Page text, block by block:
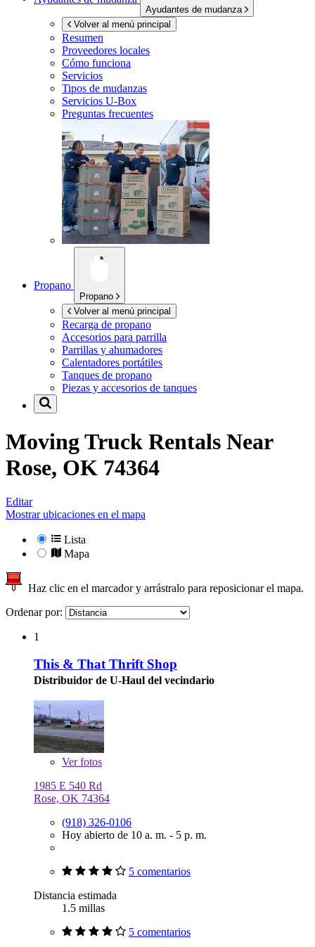
Ayudantes de mudanza
Volver al menú principal
Resumen
Proveedores locales
Cómo funciona
Servicios
Tipos de mudanzas
Servicios U-Box
Preguntas frecuentes
Propano
Propano
Volver al menú principal
Recarga de propano
Accesorios para parrilla
Parrillas y ahumadores
Calentadores portátiles
Tanques de propano
Piezas y accesorios de tanques
Moving Truck Rentals Near
Rose, OK 74364
Editar
Mostrar ubicaciones en el mapa
Lista
Mapa
Haz clic en el marcador y arrástralo para reposicionar el mapa.
Ordenar por:
1
This & That Thrift Shop
Distribuidor de U-Haul del vecindario
Verfotos
1985 E 540 Rd
Rose, OK 74364
(918) 326-0106
Hoy abierto de 10 a. m. - 5 p. m.
5 comentarios
Distancia estimada
1.5 millas
5 comentarios